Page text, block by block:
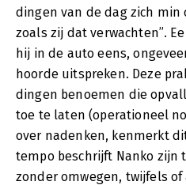
dingen van de dag zich min
zoals zij dat verwachten”.
hij in de auto eens,
hoorde uitspreken. Deze
dingen benoemen die
toe te laten (operationeel
over nadenken, kenmerkt
tempo beschrijft Nanko zijn
zonder omwegen, twijfels